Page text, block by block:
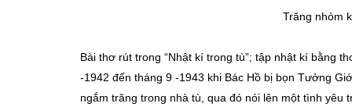
Trăng nhòm
Bài thơ rút trong “Nhật kí trong tù”; tập nhật kí bằng
-1942 đến tháng 9 -1943 khi Bác Hồ bị bọn Tưởng
ngắm trăng trong nhà tù, qua đó nói lên một tình yêu